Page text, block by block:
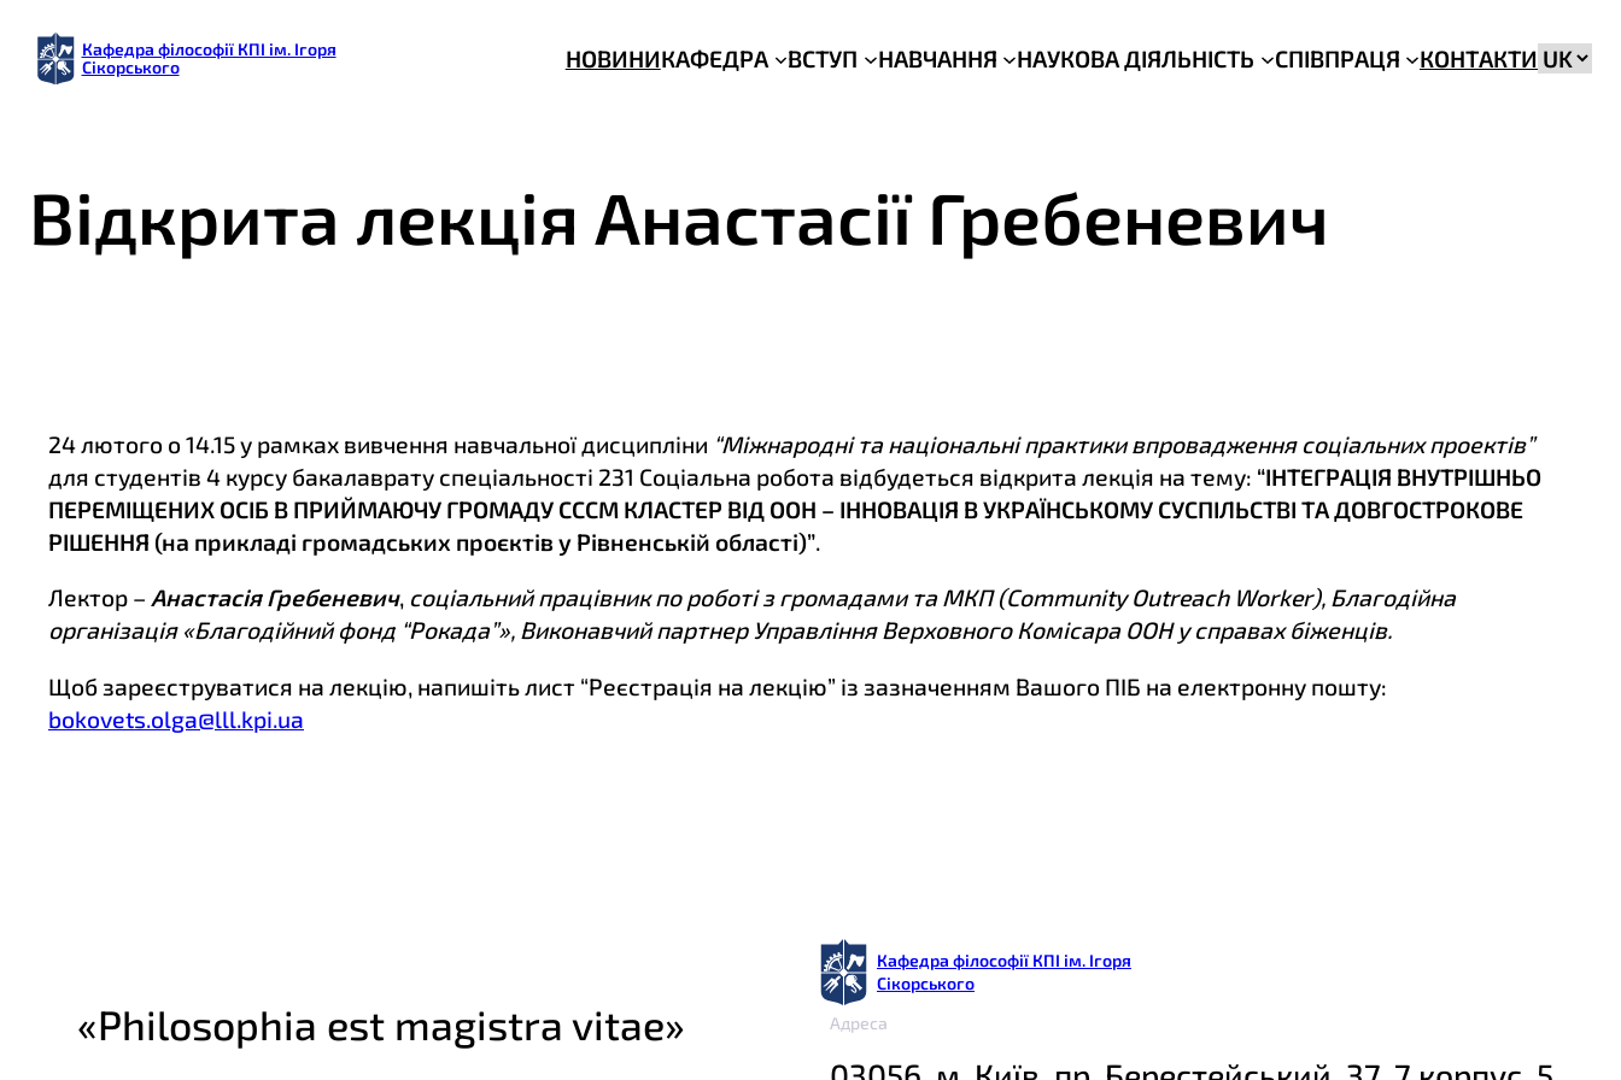
Кафедра філософії КПІ ім. Ігоря
Сікорського
НОВИНИКАФЕДРА ВСТУП НАВЧАННЯ НАУКОВА ДІЯЛЬНІСТЬ СПІВПРАЦЯ КОНТАКТИ
Відкрита лекція Анастасії Гребеневич
24 лютого о 14.15 у рамках вивчення навчальної дисципліни “Міжнародні та національні практики впровадження соціальних проектів”
для студентів 4 курсу бакалаврату спеціальності 231 Соціальна робота відбудеться відкрита лекція на тему: “ІНТЕГРАЦІЯ ВНУТРІШНЬО
ПЕРЕМІЩЕНИХ ОСІБ В ПРИЙМАЮЧУ ГРОМАДУ СССМ КЛАСТЕР ВІД ООН – ІННОВАЦІЯ В УКРАЇНСЬКОМУ СУСПІЛЬСТВІ ТА ДОВГОСТРОКОВЕ
РІШЕННЯ (на прикладі громадських проєктів у Рівненській області)”.
Лектор – Анастасія Гребеневич, соціальний працівник по роботі з громадами та МКП (Community Outreach Worker), Благодійна
організація «Благодійний фонд “Рокада”», Виконавчий партнер Управління Верховного Комісара ООН у справах біженців.
Щоб зареєструватися на лекцію, напишіть лист “Реєстрація на лекцію” із зазначенням Вашого ПІБ на електронну пошту:
bokovets.olga@lll.kpi.ua
«Philosophia est magistra vitae»
Кафедра філософії КПІ ім. Ігоря
Сікорського
Адреса